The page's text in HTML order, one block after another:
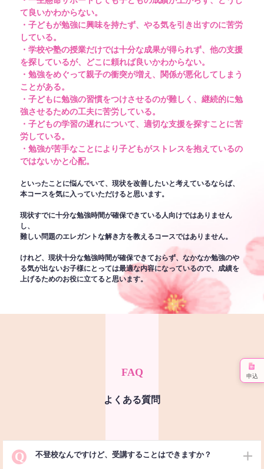
て良いかわからない。
・子どもが勉強に興味を持たず、やる気を引き出すのに苦労
している。
・学校や塾の授業だけでは十分な成果が得られず、他の支援
を探しているが、どこに頼れば良いかわからない。
・勉強をめぐって親子の衝突が増え、関係が悪化してしまう
ことがある。
・子どもに勉強の習慣をつけさせるのが難しく、継続的に勉
強させるための工夫に苦労している。
・子どもの学習の遅れについて、適切な支援を探すことに苦
労している。
・勉強が苦手なことにより子どもがストレスを抱えているの
ではないかと心配。
といったことに悩んでいて、現状を改善したいと考えているならば、
本コースを気に入っていただけると思います。
現状すでに十分な勉強時間が確保できている人向けではありません
し、
難しい問題のエレガントな解き方を教えるコースではありません。
けれど、現状十分な勉強時間が確保できておらず、なかなか勉強のや
る気が出ないお子様にとっては最適な内容になっているので、成績を
上げるためのお役に立てると思います。
FAQ
よくある質問
Q 不登校なんですけど、受講することはできますか？
申込